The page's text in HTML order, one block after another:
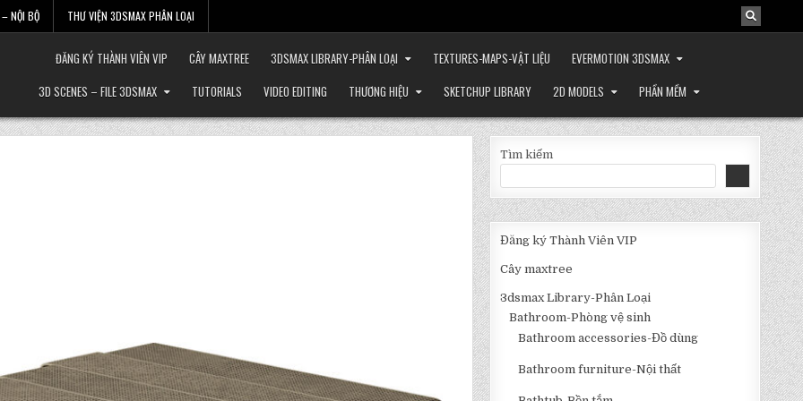
NỘI BỘ THƯ VIỆN 3DSMAX PHÂN LOẠI
ĐĂNG KÝ THÀNH VIÊN VIP CÂY MAXTREE 3DSMAX LIBRARY-PHÂN LOẠI TEXTURES-MAPS-VẬT LIỆU
EVERMOTION 3DSMAX
3D SCENES – FILE 3DSMAX
TUTORIALS VIDEO EDITING THƯƠNG HIỆU SKETCHUP LIBRARY 2D MODELS PHẦN MỀM
Tìm kiếm
Đăng ký Thành Viên VIP
Cây maxtree
3dsmax Library-Phân Loại
Bathroom-Phòng vệ sinh
Bathroom accessories-Đồ dùng
Bathroom furniture-Nội thất